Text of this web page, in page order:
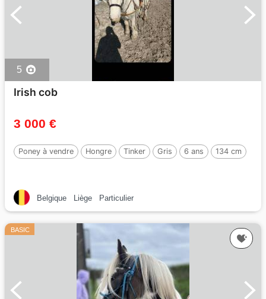
5
Irish cob
3 000 €
Poney à vendre Hongre Tinker Gris 6 ans 134 cm
Belgique Liège Particulier
BASIC